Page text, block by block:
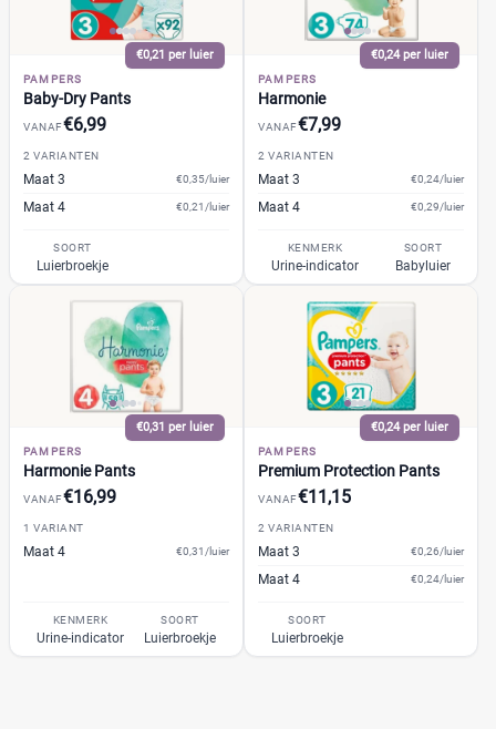
Jumbo
(10)
Libero
Lillydoo
Magics (4)
Mamia (2)
Naty (3)
Pura
Rascal + Friends
SweetCare
Teddy Care
(3)
Toujours
Trekpleister
Prijs
Soort
Babyluier
Luierbroekje
Nachtluier
Zwemluier
Gewicht kind
0
Verpakking
€0,21 per luier
PAMPERS
Baby-Dry Pants
VANAF€6,99
2 VARIANTEN
Maat 3 €0,35/luier
Maat 4 €0,21/luier
SOORT
Luierbroekje
€0,24 per luier
PAMPERS
Harmonie
VANAF€7,99
2 VARIANTEN
Maat 3 €0,24/luier
Maat 4 €0,29/luier
KENMERK
Urine-indicator
SOORT
Babyluier
€0,31 per luier
PAMPERS
Harmonie Pants
VANAF€16,99
1 VARIANT
Maat 4 €0,31/luier
KENMERK
Urine-indicator
SOORT
Luierbroekje
€0,24 per luier
PAMPERS
Premium Protection Pants
VANAF€11,15
2 VARIANTEN
Maat 3 €0,26/luier
Maat 4 €0,24/luier
SOORT
Luierbroekje